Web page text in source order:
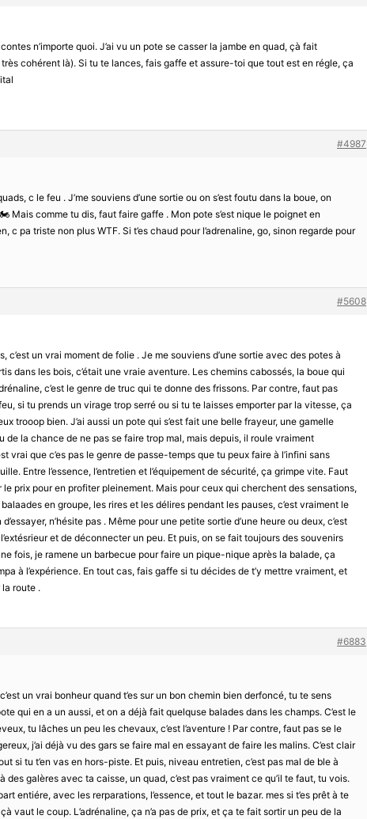
n’importe quoi. J’ai vu un pote se casser la jambe en quad, çà fait
très cohérent là). Si tu te lances, fais gaffe et assure-toi que tout est en régle, ça
#4987
c le feu . J’me souviens d’une sortie ou on s’est foutu dans la boue, on
Mais comme tu dis, faut faire gaffe . Mon pote s’est nique le poignet en
c pa triste non plus WTF. Si t’es chaud pour l’adrenaline, go, sinon regarde pour
#5608
c’est un vrai moment de folie . Je me souviens d’une sortie avec des potes à
dans les bois, c’était une vraie aventure. Les chemins cabossés, la boue qui
c’est le genre de truc qui te donne des frissons. Par contre, faut pas
si tu prends un virage trop serré ou si tu te laisses emporter par la vitesse, ça
trooop bien. J’ai aussi un pote qui s’est fait une belle frayeur, une gamelle
de la chance de ne pas se faire trop mal, mais depuis, il roule vraiment
vrai que c’es pas le genre de passe-temps que tu peux faire à l’infini sans
Entre l’essence, l’entretien et l’équipement de sécurité, ça grimpe vite. Faut
prix pour en profiter pleinement. Mais pour ceux qui cherchent des sensations,
en groupe, les rires et les délires pendant les pauses, c’est vraiment le
d’essayer, n’hésite pas . Même pour une petite sortie d’une heure ou deux, c’est
et de déconnecter un peu. Et puis, on se fait toujours des souvenirs
fois, je ramene un barbecue pour faire un pique-nique après la balade, ça
à l’expérience. En tout cas, fais gaffe si tu décides de t’y mettre vraiment, et
route .
#6883
un vrai bonheur quand t’es sur un bon chemin bien derfoncé, tu te sens
qui en a un aussi, et on a déjà fait quelquse balades dans les champs. C’est le
tu lâches un peu les chevaux, c’est l’aventure ! Par contre, faut pas se le
j’ai déjà vu des gars se faire mal en essayant de faire les malins. C’est clair
si tu t’en vas en hors-piste. Et puis, niveau entretien, c’est pas mal de ble à
des galères avec ta caisse, un quad, c’est pas vraiment ce qu’il te faut, tu vois.
entiére, avec les rerparations, l’essence, et tout le bazar. mes si t’es prêt à te
vaut le coup. L’adrénaline, ça n’a pas de prix, et ça te fait sortir un peu de la